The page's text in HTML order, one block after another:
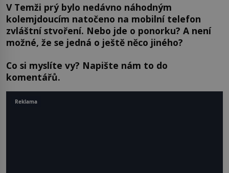
V Temži prý bylo nedávno náhodným
kolemjdoucím natočeno na mobilní telefon
zvláštní stvoření. Nebo jde o ponorku? A není
možné, že se jedná o ještě něco jiného?
Co si myslíte vy? Napište nám to do
komentářů.
Reklama